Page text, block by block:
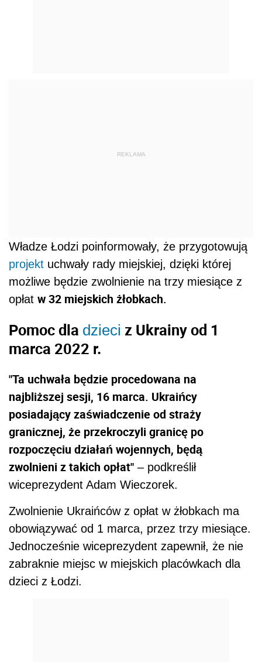
REKLAMA
Władze Łodzi poinformowały, że przygotowują
projekt uchwały rady miejskiej, dzięki której
możliwe będzie zwolnienie na trzy miesiące z
opłat w 32 miejskich żłobkach.
Pomoc dla dzieci z Ukrainy od 1
marca 2022 r.
"Ta uchwała będzie procedowana na
najbliższej sesji, 16 marca. Ukraińcy
posiadający zaświadczenie od straży
granicznej, że przekroczyli granicę po
rozpoczęciu działań wojennych, będą
zwolnieni z takich opłat" – podkreślił
wiceprezydent Adam Wieczorek.
Zwolnienie Ukraińców z opłat w żłobkach ma
obowiązywać od 1 marca, przez trzy miesiące.
Jednocześnie wiceprezydent zapewnił, że nie
zabraknie miejsc w miejskich placówkach dla
dzieci z Łodzi.